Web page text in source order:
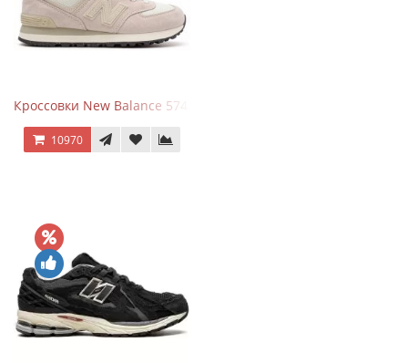
Кроссовки New Balance 574 Light Grey Pink
10970